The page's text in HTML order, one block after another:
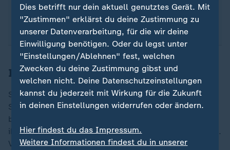
Spielzeug wie Igelbälle oder kleine Akupressur-
Ringe.
Ist Skin Picking heilbar?
Skin Picking ist eine ernstzunehmende psychische
Störung, die das Leben der Betroffenen stark
beeinträchtigen kann. Viele machen das schon seit
ihrer Kindheit oder Pubertät, sagt Psychologin Gallinat.
Von heute auf morgen heilen lasse sich die Erkrankung
Dies betrifft nur dein aktuell genutztes Gerät. Mit
"Zustimmen" erklärst du deine Zustimmung zu
unserer Datenverarbeitung, für die wir deine
Einwilligung benötigen. Oder du legst unter
"Einstellungen/Ablehnen" fest, welchen
Zwecken du deine Zustimmung gibst und
welchen nicht. Deine Datenschutzeinstellungen
kannst du jederzeit mit Wirkung für die Zukunft
in deinen Einstellungen widerrufen oder ändern.
Hier findest du das Impressum.
Weitere Informationen findest du in unserer